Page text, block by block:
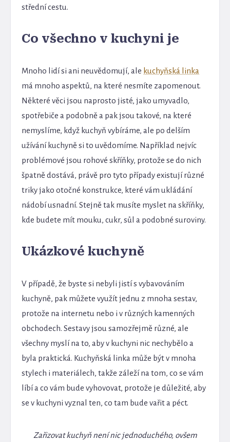
střední cestu.
Co všechno v kuchyni je
Mnoho lidí si ani neuvědomují, ale kuchyňská linka
má mnoho aspektů, na které nesmíte zapomenout.
Některé věci jsou naprosto jisté, jako umyvadlo,
spotřebiče a podobně a pak jsou takové, na které
nemyslíme, když kuchyň vybíráme, ale po delším
užívání kuchyně si to uvědomíme. Například nejvíc
problémové jsou rohové skříňky, protože se do nich
špatně dostává, právě pro tyto případy existují různé
triky jako otočné konstrukce, které vám ukládání
nádobí usnadní. Stejně tak musíte myslet na skříňky,
kde budete mít mouku, cukr, sůl a podobné suroviny.
Ukázkové kuchyně
V případě, že byste si nebyli jistí s vybavováním
kuchyně, pak můžete využít jednu z mnoha sestav,
protože na internetu nebo i v různých kamenných
obchodech. Sestavy jsou samozřejmě různé, ale
všechny myslí na to, aby v kuchyni nic nechybělo a
byla praktická. Kuchyňská linka může být v mnoha
stylech i materiálech, takže záleží na tom, co se vám
líbí a co vám bude vyhovovat, protože je důležité, aby
se v kuchyni vyznal ten, co tam bude vařit a péct.
Zařizovat kuchyň není nic jednoduchého, ovšem